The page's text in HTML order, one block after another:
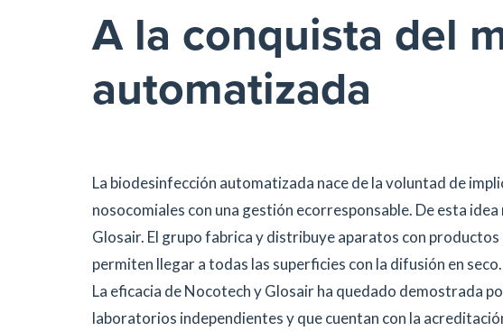
A la conquista del
automatizada
La biodesinfección automatizada nace de la voluntad de
nosocomiales con una gestión ecorresponsable. De esta
Glosair. El grupo fabrica y distribuye aparatos con
permiten llegar a todas las superficies con la difusión en seco.
La eficacia de Nocotech y Glosair ha quedado demostrada
laboratorios independientes y que cuentan con la